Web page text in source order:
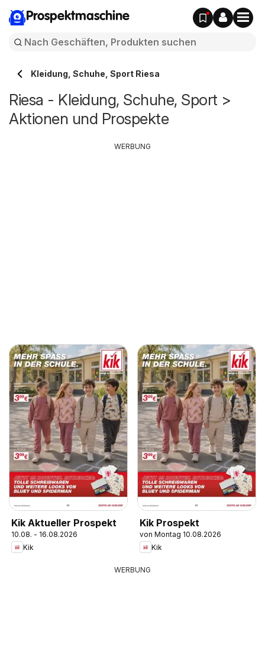
Prospektmaschine
Kleidung, Schuhe, Sport Riesa
Riesa - Kleidung, Schuhe, Sport >
Aktionen und Prospekte
Kik Aktueller Prospekt
10.08. - 16.08.2026
Kik
Kik Prospekt
von Montag 10.08.2026
Kik
WERBUNG
WERBUNG